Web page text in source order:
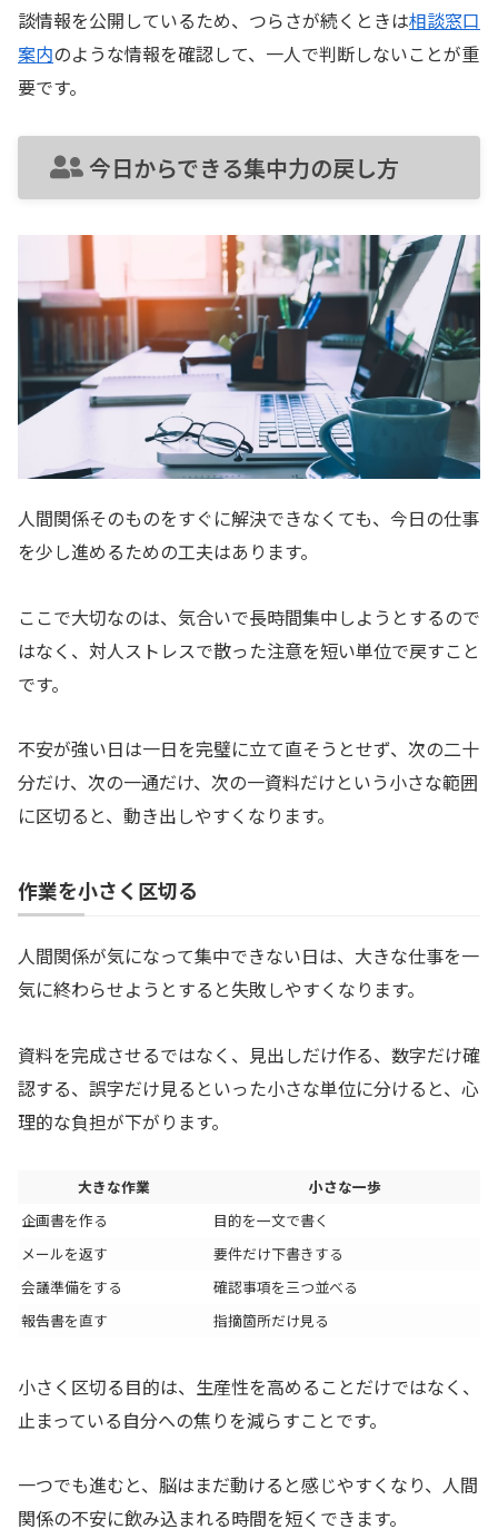
談情報を公開しているため、つらさが続くときは相談窓口
案内のような情報を確認して、一人で判断しないことが重
要です。
今日からできる集中力の戻し方
人間関係そのものをすぐに解決できなくても、今日の仕事
を少し進めるための工夫はあります。
ここで大切なのは、気合いで長時間集中しようとするので
はなく、対人ストレスで散った注意を短い単位で戻すこと
です。
不安が強い日は一日を完璧に立て直そうとせず、次の二十
分だけ、次の一通だけ、次の一資料だけという小さな範囲
に区切ると、動き出しやすくなります。
作業を小さく区切る
人間関係が気になって集中できない日は、大きな仕事を一
気に終わらせようとすると失敗しやすくなります。
資料を完成させるではなく、見出しだけ作る、数字だけ確
認する、誤字だけ見るといった小さな単位に分けると、心
理的な負担が下がります。
大きな作業
小さな一歩
企画書を作る
目的を一文で書く
メールを返す
要件だけ下書きする
会議準備をする
確認事項を三つ並べる
報告書を直す
指摘箇所だけ見る
小さく区切る目的は、生産性を高めることだけではなく、
止まっている自分への焦りを減らすことです。
一つでも進むと、脳はまだ動けると感じやすくなり、人間
関係の不安に飲み込まれる時間を短くできます。